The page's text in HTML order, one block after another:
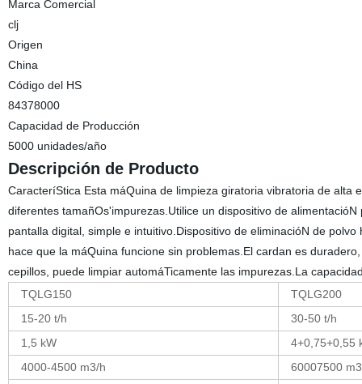
Marca Comercial
clj
Origen
China
Código del HS
84378000
Capacidad de Producción
5000 unidades/año
Descripción de Producto
CaracteríStica Esta máQuina de limpieza giratoria vibratoria de
diferentes tamañOs'impurezas.Utilice un dispositivo de
pantalla digital, simple e intuitivo.Dispositivo de eliminacióN de
hace que la máQuina funcione sin problemas.El cardan es
cepillos, puede limpiar automáTicamente las impurezas.La
TQLG150
TQLG200
15-20 t/h
30-50 t/h
1,5 kW
4+0,75+0,55
4000-4500 m3/h
60007500